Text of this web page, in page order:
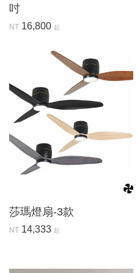
吋
NT 16,800 起
莎瑪燈扇-3款
NT 14,333 起